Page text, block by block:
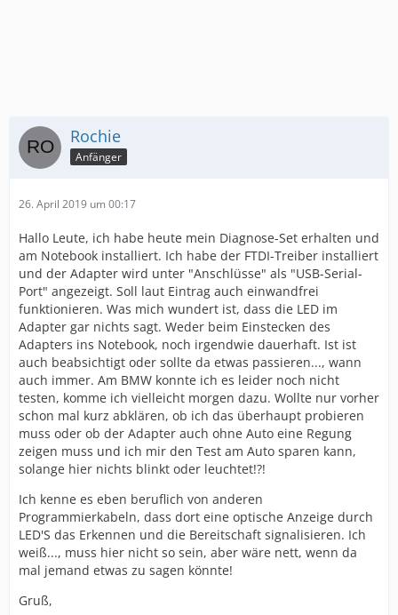
Rochie
Anfänger
26. April 2019 um 00:17
Hallo Leute, ich habe heute mein Diagnose-Set erhalten und
am Notebook installiert. Ich habe der FTDI-Treiber installiert
und der Adapter wird unter "Anschlüsse" als "USB-Serial-
Port" angezeigt. Soll laut Eintrag auch einwandfrei
funktionieren. Was mich wundert ist, dass die LED im
Adapter gar nichts sagt. Weder beim Einstecken des
Adapters ins Notebook, noch irgendwie dauerhaft. Ist ist
auch beabsichtigt oder sollte da etwas passieren..., wann
auch immer. Am BMW konnte ich es leider noch nicht
testen, komme ich vielleicht morgen dazu. Wollte nur vorher
schon mal kurz abklären, ob ich das überhaupt probieren
muss oder ob der Adapter auch ohne Auto eine Regung
zeigen muss und ich mir den Test am Auto sparen kann,
solange hier nichts blinkt oder leuchtet!?!
Ich kenne es eben beruflich von anderen
Programmierkabeln, dass dort eine optische Anzeige durch
LED'S das Erkennen und die Bereitschaft signalisieren. Ich
weiß..., muss hier nicht so sein, aber wäre nett, wenn da
mal jemand etwas zu sagen könnte!
Gruß,